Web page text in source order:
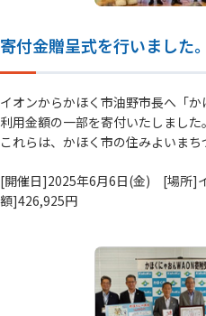
寄付金贈呈式を行いました。
イオンからかほく市油野市長へ「
利用金額の一部を寄付いたしました。
これらは、かほく市の住みよいまち
[開催日]2025年6月6日(金) [場所]
額]426,925円